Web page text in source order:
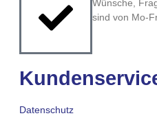
Wünsche,
sind von Mo-
Datenschutz